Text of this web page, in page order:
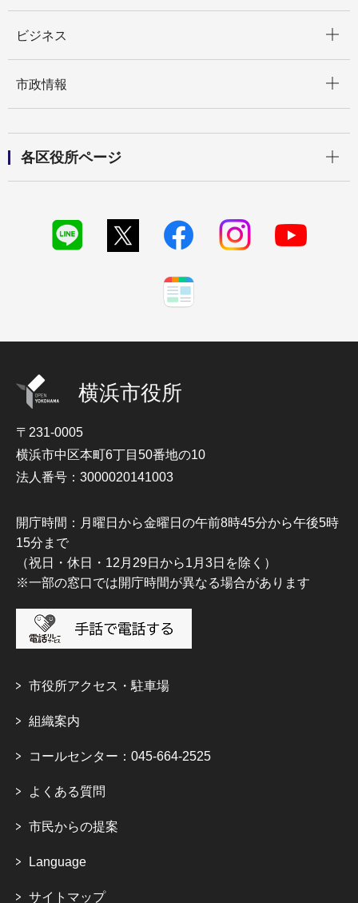
ビジネス
市政情報
各区役所ページ
横浜市役所
〒231-0005
横浜市中区本町6丁目50番地の10
法人番号：3000020141003
開庁時間：月曜日から金曜日の午前8時45分から午後5時
15分まで
（祝日・休日・12月29日から1月3日を除く）
※一部の窓口では開庁時間が異なる場合があります
市役所アクセス・駐車場
組織案内
コールセンター：045-664-2525
よくある質問
市民からの提案
Language
サイトマップ